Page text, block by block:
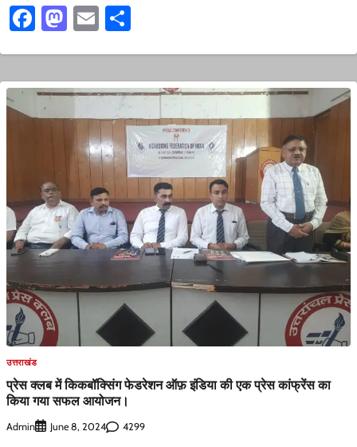
Facebook
Mastodon
Email
उत्तराखंड
प्रेस क्लब में किकबॉक्सिंग फेडरेशन ऑफ़ इंडिया की एक प्रेस कांफ्रेंस का
किया गया सफल आयोजन।
Admin June 8, 2024 4299